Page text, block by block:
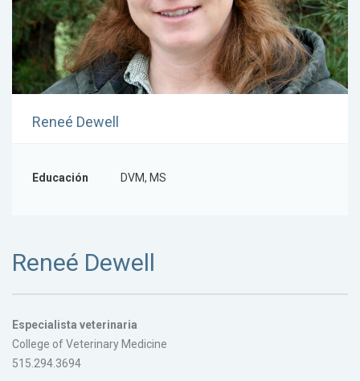
Reneé Dewell
Educación DVM, MS
Reneé Dewell
Especialista veterinaria
College of Veterinary Medicine
515.294.3694